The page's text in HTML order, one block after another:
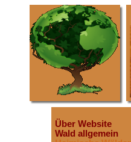
Über Website
Wald allgemein